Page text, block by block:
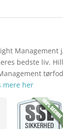
Management
bedste liv.
mere her